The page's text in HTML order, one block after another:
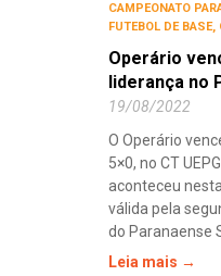
CAMPEONATO
FUTEBOL DE BASE,
Operário
liderança no
19/08/2022
O Operário
5×0, no CT
aconteceu
válida pela
do Paranaense
Leia mais →